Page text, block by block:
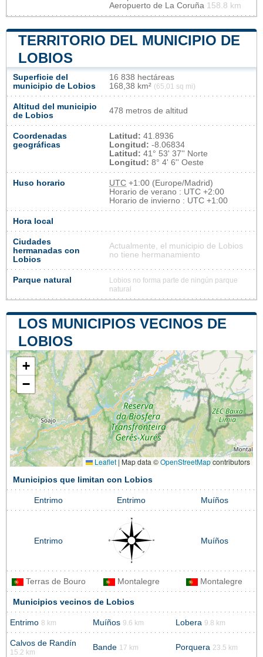
Aeropuerto de La Coruña 158.8 km
TERRITORIO DEL MUNICIPIO DE
LOBIOS
Superficie del
municipio de Lobios
16 838 hectáreas
168,38 km² (65,01 sq mi)
Altitud del municipio
de Lobios
478 metros de altitud
Coordenadas
geográficas
Latitud: 41.8936
Longitud: -8.06834
Latitud: 41° 53' 37'' Norte
Longitud: 8° 4' 6'' Oeste
Huso horario UTC +1:00 (Europe/Madrid)
Horario de verano : UTC +2:00
Horario de invierno : UTC +1:00
Hora local
Ciudades
hermanadas con
Lobios
Actualmente, el municipio de Lobios
no tiene hermanamiento
Parque natural
Lobios no forma parte de ningún parque
natural
LOS MUNICIPIOS VECINOS DE
LOBIOS
+
−
Leaflet | Map data ©OpenStreetMapcontributors
Municipios que limitan con Lobios
Entrimo Entrimo Muíños
Entrimo Muíños
Terras de Bouro Montalegre Montalegre
Municipios vecinos de Lobios
Entrimo 8 km Muíños 9.6 km Lobera 9.8 km
Calvos de Randín
15.2 km
Bande 17 km Porquera 23.5 km